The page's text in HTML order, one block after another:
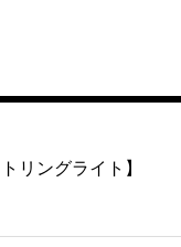
リングライト】